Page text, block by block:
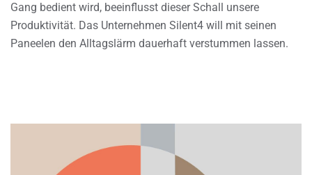
Gang bedient wird, beeinflusst dieser Schall unsere
Produktivität. Das Unternehmen Silent4 will mit seinen
Paneelen den Alltagslärm dauerhaft verstummen lassen.